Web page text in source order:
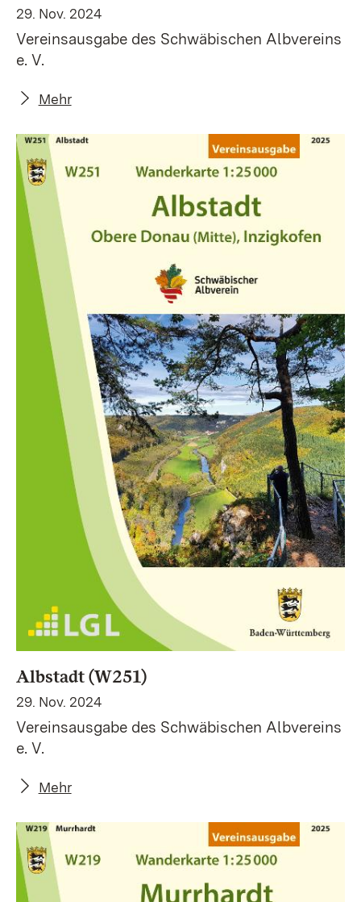
29. Nov. 2024
Vereinsausgabe des Schwäbischen Albvereins
e. V.
Mehr
Albstadt (W251)
29. Nov. 2024
Vereinsausgabe des Schwäbischen Albvereins
e. V.
Mehr